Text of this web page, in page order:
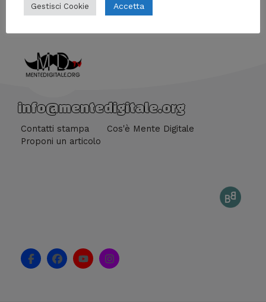
info@mentedigitale.org
Contatti stampa
Cos'è Mente Digitale
Proponi un articolo
F
a
F
a
Y
o
I
n
Gestisci Cookie Accetta